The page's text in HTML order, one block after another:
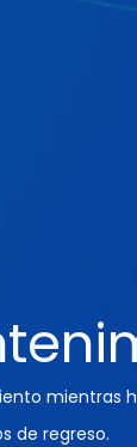
mientras
de regreso.